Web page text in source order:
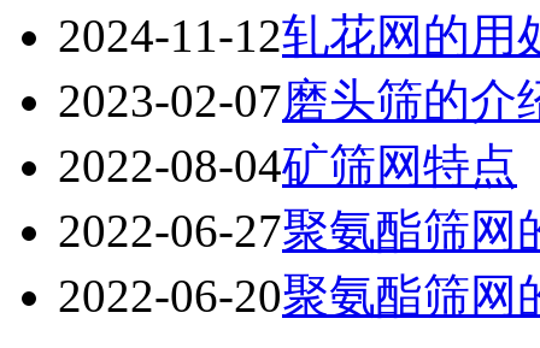
2024-11-12轧花网的用
2023-02-07磨头筛的介
2022-08-04矿筛网特点
2022-06-27聚氨酯筛网
2022-06-20聚氨酯筛网